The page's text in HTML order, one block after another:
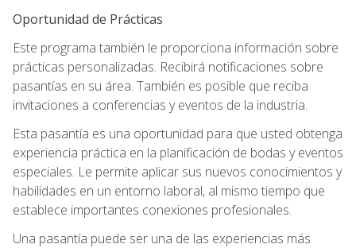
Oportunidad de Prácticas
Este programa también le proporciona información sobre
prácticas personalizadas. Recibirá notificaciones sobre
pasantías en su área. También es posible que reciba
invitaciones a conferencias y eventos de la industria.
Esta pasantía es una oportunidad para que usted obtenga
experiencia práctica en la planificación de bodas y eventos
especiales. Le permite aplicar sus nuevos conocimientos y
habilidades en un entorno laboral, al mismo tiempo que
establece importantes conexiones profesionales.
Una pasantía puede ser una de las experiencias más